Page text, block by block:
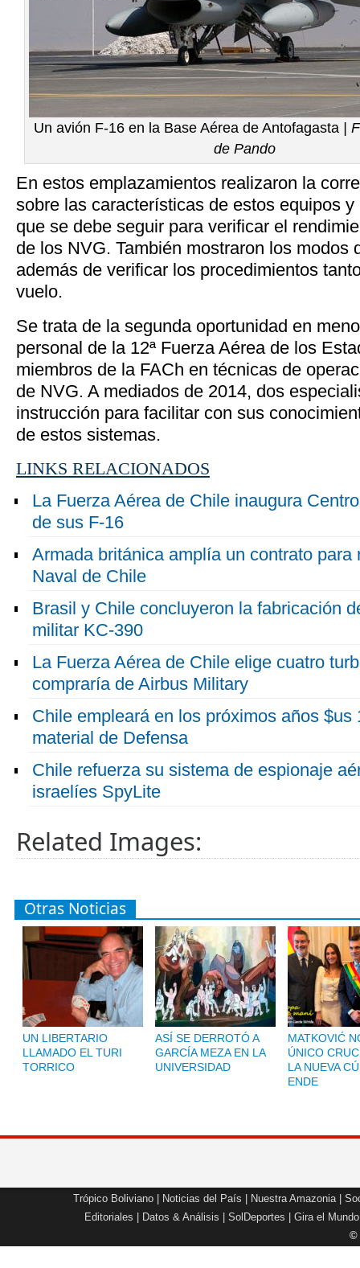
Un avión F-16 en la Base Aérea de Antofagasta
|
de Pando
En estos emplazamientos realizaron la
sobre las características de estos equipos
que se debe seguir para verificar el
de los NVG. También mostraron los modos
además de verificar los procedimientos
vuelo.
Se trata de la segunda oportunidad en
personal de la 12ª Fuerza Aérea de los
miembros de la FACh en técnicas de
de NVG. A mediados de 2014, dos
instrucción para facilitar con sus
de estos sistemas.
LINKS RELACIONADOS
La Fuerza Aérea de Chile inaugura
de sus F-16
Armada británica amplía un contrato para
Naval de Chile
Brasil y Chile concluyeron la fabricación
militar KC-390
La Fuerza Aérea de Chile elige cuatro
compraría de Airbus Military
Chile empleará en los próximos años $us
material de Defensa
Chile refuerza su sistema de espionaje
israelíes SpyLite
Related Images:
Otras Noticias
UN LIBERTARIO
LLAMADO EL TURI
TORRICO
ASÍ SE DERROTÓ A
GARCÍA MEZA EN LA
UNIVERSIDAD
MATKOVIĆ
ÚNICO
LA NUEVA
ENDE
Trópico Boliviano Noticias del País Nuestra Amazonia|
Editoriales
Datos & Análisis SolDeportes Gira el Mundo
©